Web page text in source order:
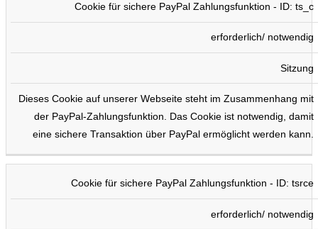
Cookie für sichere PayPal Zahlungsfunktion - ID: ts_c
erforderlich/ notwendig
Sitzung
Dieses Cookie auf unserer Webseite steht im Zusammenhang mit
der PayPal-Zahlungsfunktion. Das Cookie ist notwendig, damit
eine sichere Transaktion über PayPal ermöglicht werden kann.
Cookie für sichere PayPal Zahlungsfunktion - ID: tsrce
erforderlich/ notwendig